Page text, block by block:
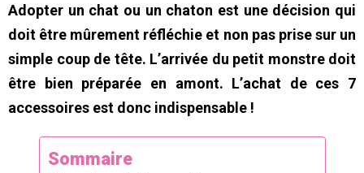
Adopter un chat ou un chaton est une décision qui
doit être mûrement réfléchie et non pas prise sur un
simple coup de tête. L’arrivée du petit monstre doit
être bien préparée en amont. L’achat de ces 7
accessoires est donc indispensable !
Sommaire